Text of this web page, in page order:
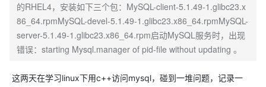
的RHEL4，安装如下三个包：MySQL-client-5.1.49-1.glibc23.x
86_64.rpmMySQL-devel-5.1.49-1.glibc23.x86_64.rpmMySQL-
server-5.1.49-1.glibc23.x86_64.rpm启动MySQL服务时，出现
错误：starting Mysql.manager of pid-file without updating 。
这两天在学习linux下用c++访问mysql，碰到一堆问题，记录一